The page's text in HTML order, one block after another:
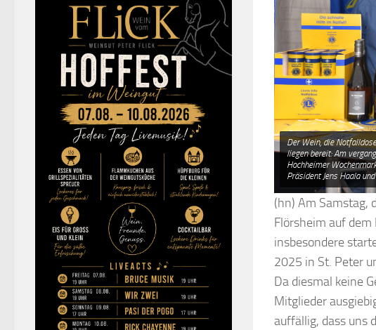
Der Wein, die
liegen bereit: Am
Hochheimer
Präsident Jens Haala
(hn) Am Samstag,
Flörsheim auf
insbesondere
2025 in St. Peter
Da diesmal keine
Mitglieder
auffällig, dass uns